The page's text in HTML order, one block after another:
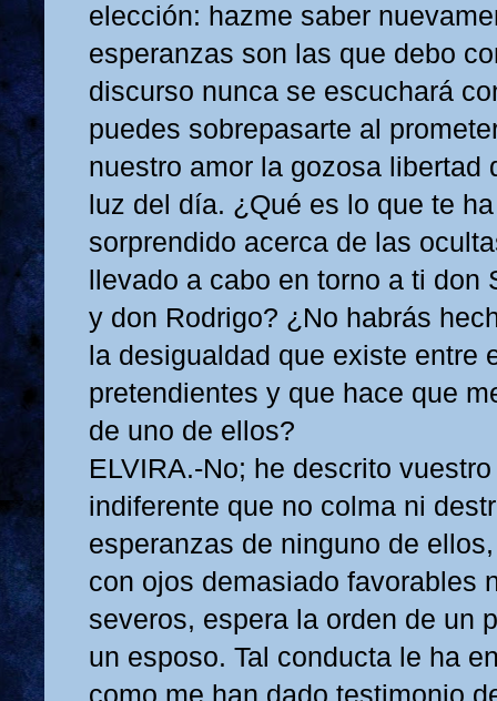
elección: hazme saber
esperanzas son las que debo
discurso nunca se escuchará
puedes sobrepasarte al
nuestro amor la gozosa libertad
luz del día. ¿Qué es lo que te ha
sorprendido acerca de las
llevado a cabo en torno a ti don
y don Rodrigo? ¿No habrás
la desigualdad que existe entre
pretendientes y que hace que
de uno de ellos?
ELVIRA.-No; he descrito
indiferente que no colma ni
esperanzas de ninguno de
con ojos demasiado favorables
severos, espera la orden de un
un esposo. Tal conducta le ha
como me han dado testimonio